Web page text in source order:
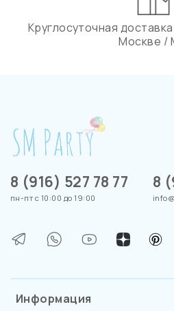
Круглосуточная
Москве /
Информация
8 (916) 527 78 77
пн-пт с 10:00 до 19:00
8